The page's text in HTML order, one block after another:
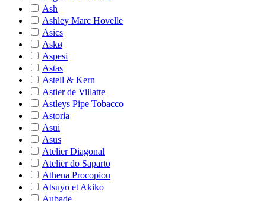
Ash
Ashley Marc Hovelle
Asics
Askø
Aspesi
Astas
Astell & Kern
Astier de Villatte
Astleys Pipe Tobacco
Astoria
Asui
Asus
Atelier Diagonal
Atelier do Saparto
Athena Procopiou
Atsuyo et Akiko
Aubade